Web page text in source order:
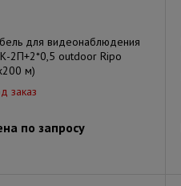
для видеонаблюдения
2П+2*0,5 outdoor Ripo
м)
заказ
по запросу